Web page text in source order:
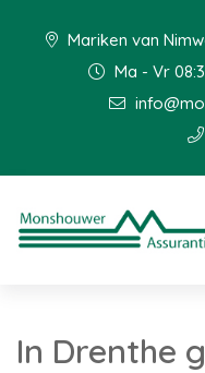
Mariken van
Ma - Vr
In Drenthe